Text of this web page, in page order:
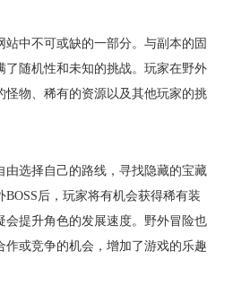
站中不可或缺的一部分。与副本的固
了随机性和未知的挑战。玩家在野外
怪物、稀有的资源以及其他玩家的挑
由选择自己的路线，寻找隐藏的宝藏
后，玩家将有机会获得稀有装
会提升角色的发展速度。野外冒险也
作或竞争的机会，增加了游戏的乐趣